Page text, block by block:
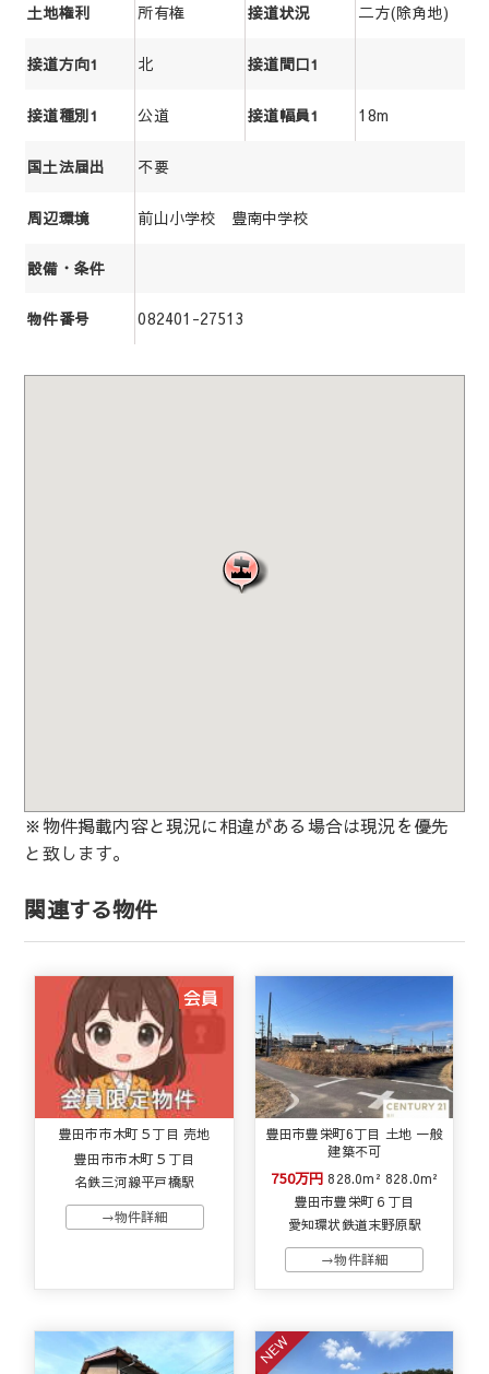
土地権利 所有権 接道状況 二方(除角地)
接道方向1 北 接道間口1
接道種別1 公道 接道幅員1 18m
国土法届出 不要
周辺環境 前山小学校 豊南中学校
設備・条件
物件番号 082401-27513
※物件掲載内容と現況に相違がある場合は現況を優先
と致します。
関連する物件
豊田市市木町５丁目 売地
豊田市市木町５丁目
名鉄三河線平戸橋駅
→物件詳細
豊田市豊栄町6丁目 土地 一般
建築不可
750万円 828.0m² 828.0m²
豊田市豊栄町６丁目
愛知環状鉄道末野原駅
→物件詳細
NEW